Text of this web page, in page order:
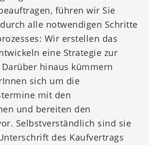
führen wir Sie
alle notwendigen Schritte
Wir erstellen das
eine Strategie zur
hinaus kümmern
sich um die
mit den
und bereiten den
Selbstverständlich sind sie
des Kaufvertrags